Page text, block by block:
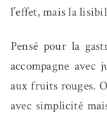
l’effet, mais la
Pensé pour la
accompagne avec
aux fruits rouges.
avec simplicité